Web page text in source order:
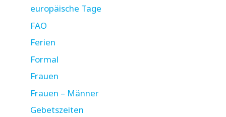
europäische Tage
FAO
Ferien
Formal
Frauen
Frauen – Männer
Gebetszeiten